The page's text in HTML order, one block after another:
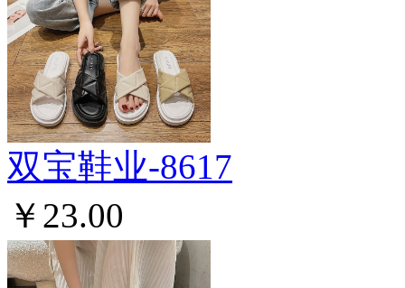
双宝鞋业-8617
￥23.00